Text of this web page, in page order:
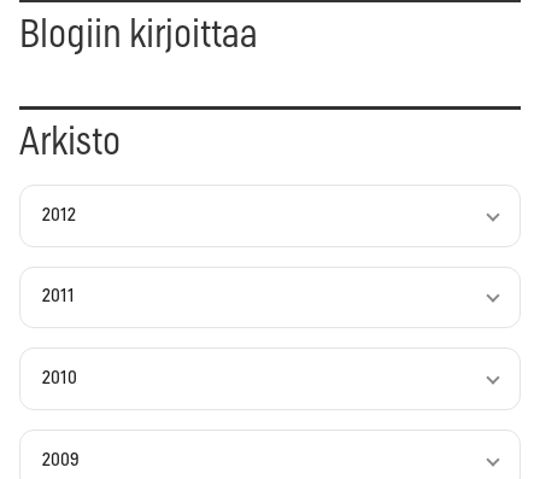
Blogiin kirjoittaa
Arkisto
2012
2011
2010
2009